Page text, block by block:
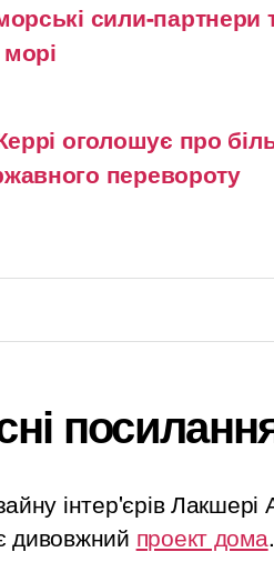
сили-партнери
оголошує про
перевороту
інтер'єрів
дивовжний проект дома.